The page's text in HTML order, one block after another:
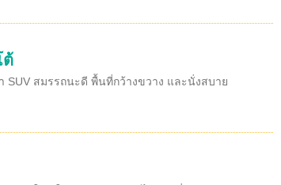
ต้
SUV สมรรถนะดี พื้นที่กว้างขวาง และนั่งสบาย